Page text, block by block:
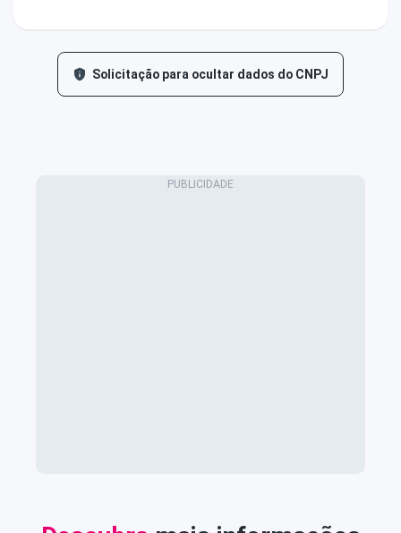
Solicitação para ocultar dados do CNPJ